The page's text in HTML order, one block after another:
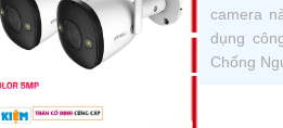
camera
dụng
Chống